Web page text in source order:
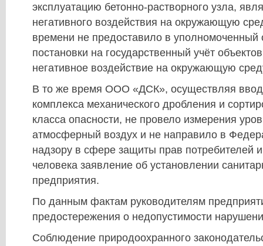
эксплуатацию бетонно-растворного узла,
негативного воздействия на окружающую
времени не предоставило в уполномоченный
постановки на государственный учёт
негативное воздействие на окружающую
В то же время ООО «ДСК», осуществляя ввод
комплекса механического дробления и
класса опасности, не провело измерения
атмосферный воздух и не направило в
надзору в сфере защиты прав потребителей
человека заявление об установлении
предприятия.
По данным фактам руководителям
предостережения о недопустимости
Соблюдение природоохранного